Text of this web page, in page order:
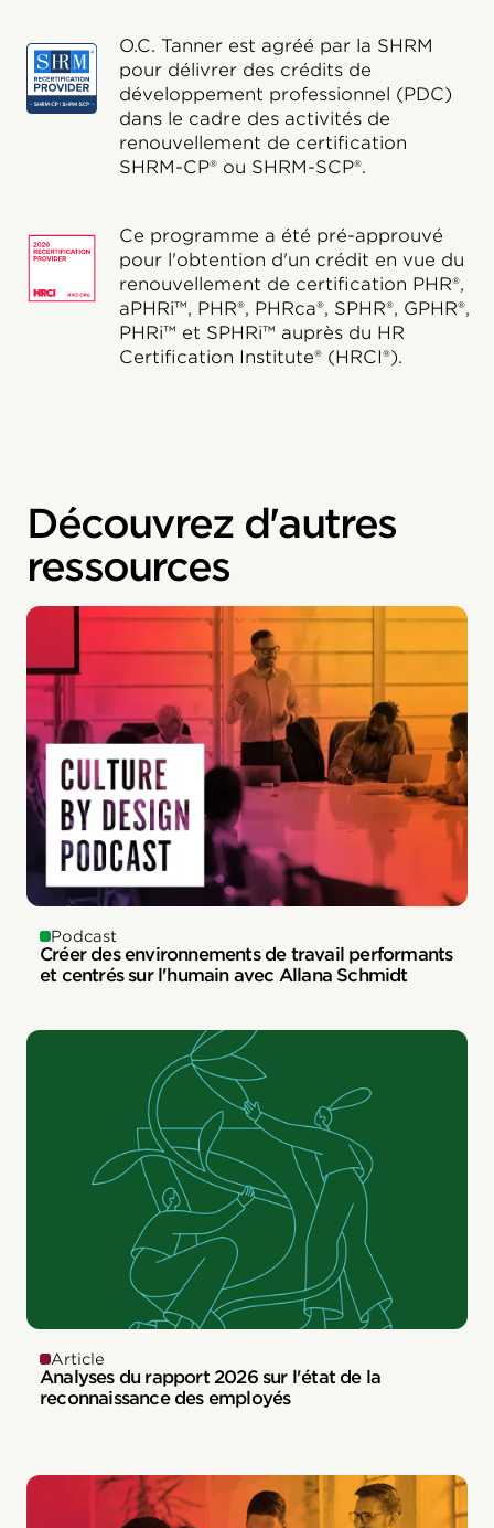
O.C. Tanner est agréé par la SHRM
pour délivrer des crédits de
développement professionnel (PDC)
dans le cadre des activités de
renouvellement de certification
SHRM-CP® ou SHRM-SCP®.
Ce programme a été pré-approuvé
pour l'obtention d'un crédit en vue du
renouvellement de certification PHR®,
aPHRi™, PHR®, PHRca®, SPHR®, GPHR®,
PHRi™ et SPHRi™ auprès du HR
Certification Institute® (HRCI®).
Découvrez d'autres
ressources
Podcast
Créer des environnements de travail performants
et centrés sur l'humain avec Allana Schmidt
Article
Analyses du rapport 2026 sur l'état de la
reconnaissance des employés